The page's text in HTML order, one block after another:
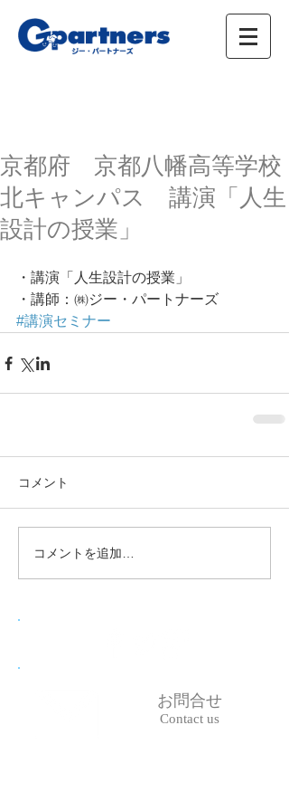
京都府 京都八幡高等学校
北キャンパス 講演「人生
設計の授業」
・講演「人生設計の授業」
・講師：㈱ジー・パートナーズ
#講演セミナー
コメント
コメントを追加…
お問合せ
Contact us